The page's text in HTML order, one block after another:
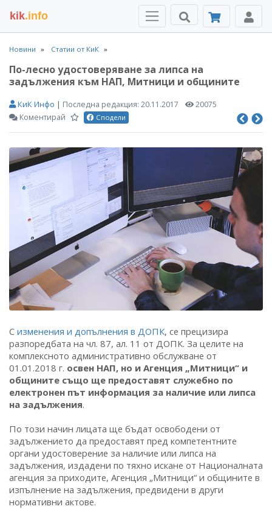
kik.info
Новини Статии от КиК
По-лесно удостоверяване за липса на
задължения към НАП, Митници и общините
КиК Инфо | Последна редакция: 20.11.2017
20075
Коментирай
Сподели
С изменения и допълнения в ДОПК, се прецизира
разпоредбата на чл. 87, ал. 11 от ДОПК. За целите на
комплексното административно обслужване от
01.01.2018 г. освен НАП, но и Агенция „Митници“ и
общините също ще предоставят служебно по
електронен път информация за наличие или липса
на задължения.
По този начин лицата ще бъдат освободени от
задължението да предоставят пред компетентните
органи удостоверение за наличие или липса на
задължения, издадени по тяхно искане от Националната
агенция за приходите, Агенция „Митници“ и общините в
изпълнение на задължения, предвидени в други
нормативни актове.